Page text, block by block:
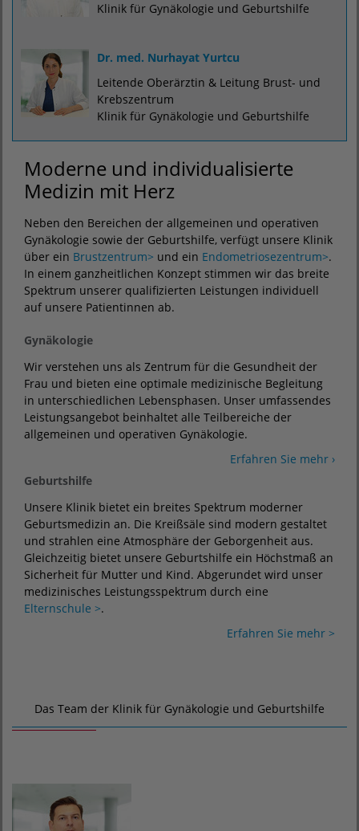
Klinik für Gynäkologie und Geburtshilfe
Dr. med. Nurhayat Yurtcu
Leitende Oberärztin & Leitung Brust- und
Krebszentrum
Klinik für Gynäkologie und Geburtshilfe
Moderne und individualisierte
Medizin mit Herz
Neben den Bereichen der allgemeinen und operativen
Gynäkologie sowie der Geburtshilfe, verfügt unsere Klinik
über ein Brustzentrum> und ein Endometriosezentrum>.
In einem ganzheitlichen Konzept stimmen wir das breite
Spektrum unserer qualifizierten Leistungen individuell
auf unsere Patientinnen ab.
Gynäkologie
Wir verstehen uns als Zentrum für die Gesundheit der
Frau und bieten eine optimale medizinische Begleitung
in unterschiedlichen Lebensphasen. Unser umfassendes
Leistungsangebot beinhaltet alle Teilbereiche der
allgemeinen und operativen Gynäkologie.
Erfahren Sie mehr ›
Geburtshilfe
Unsere Klinik bietet ein breites Spektrum moderner
Geburtsmedizin an. Die Kreißsäle sind modern gestaltet
und strahlen eine Atmosphäre der Geborgenheit aus.
Gleichzeitig bietet unsere Geburtshilfe ein Höchstmaß an
Sicherheit für Mutter und Kind. Abgerundet wird unser
medizinisches Leistungsspektrum durch eine
Elternschule >.
Erfahren Sie mehr >
Das Team der Klinik für Gynäkologie und Geburtshilfe